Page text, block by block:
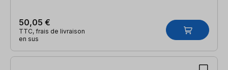
50,05 €
TTC, frais de livraison
en sus